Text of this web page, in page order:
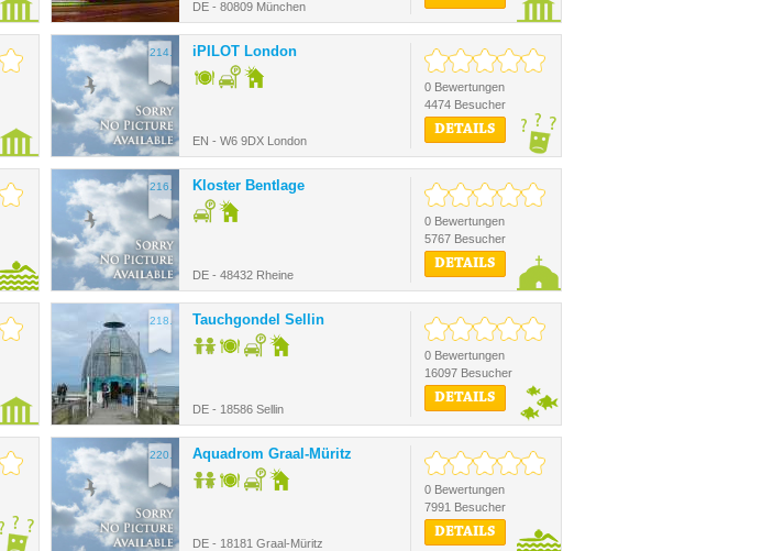
DE - 80809 München
214. iPILOT London
EN - W6 9DX London
0 Bewertungen
4474 Besucher
DETAILS
216. Kloster Bentlage
DE - 48432 Rheine
0 Bewertungen
5767 Besucher
DETAILS
218. Tauchgondel Sellin
DE - 18586 Sellin
0 Bewertungen
16097 Besucher
DETAILS
220. Aquadrom Graal-Müritz
DE - 18181 Graal-Müritz
0 Bewertungen
7991 Besucher
DETAILS